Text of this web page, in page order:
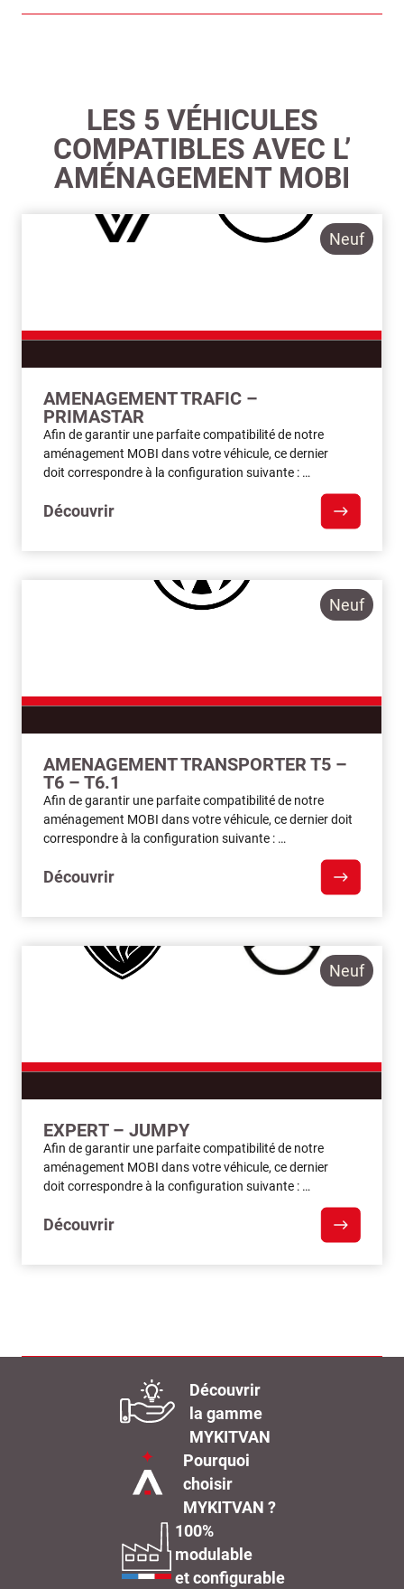
LES 5 VÉHICULES
COMPATIBLES AVEC L’
AMÉNAGEMENT MOBI
Neuf
AMENAGEMENT TRAFIC –
PRIMASTAR
Afin de garantir une parfaite compatibilité de notre
aménagement MOBI dans votre véhicule, ce dernier
doit correspondre à la configuration suivante : …
Découvrir
Neuf
AMENAGEMENT TRANSPORTER T5 –
T6 – T6.1
Afin de garantir une parfaite compatibilité de notre
aménagement MOBI dans votre véhicule, ce dernier doit
correspondre à la configuration suivante : …
Découvrir
Neuf
EXPERT – JUMPY
Afin de garantir une parfaite compatibilité de notre
aménagement MOBI dans votre véhicule, ce dernier
doit correspondre à la configuration suivante : …
Découvrir
Découvrir
la gamme
MYKITVAN
Pourquoi
choisir
MYKITVAN ?
100%
modulable
et configurable